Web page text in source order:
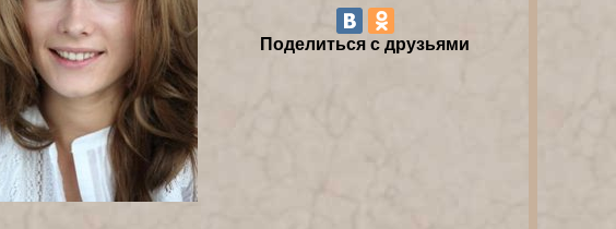
Поделиться с друзьями